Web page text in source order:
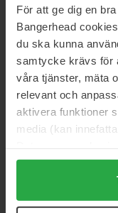
För att ge dig en
Bangerhead
du ska kunna
samtycke krävs för
våra tjänster, mäta
relevant och
aktivera funktioner
media (kan
Genom att trycka
alla cookies,
användningen av
NIEUWSBRIEF
WEES ALS
Wil je het beste
We sturen je de
aanbiedingen!
VEILIG